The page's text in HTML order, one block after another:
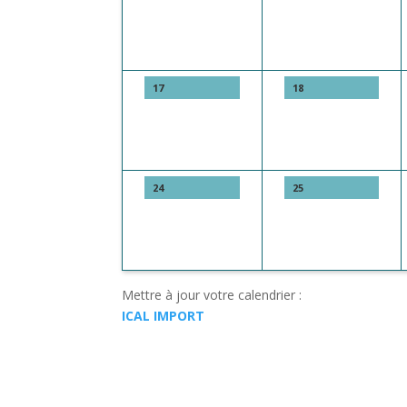
17 18
24 25
Mettre à jour votre calendrier :
ICAL IMPORT